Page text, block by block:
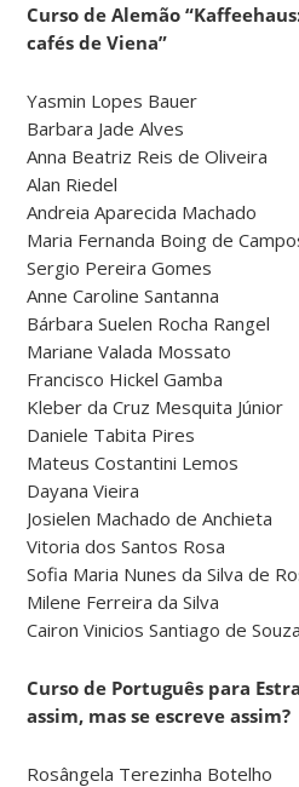
Curso de Alemão
cafés de Viena”
Yasmin Lopes Bauer
Barbara Jade Alves
Anna Beatriz Reis de Oliveira
Alan Riedel
Andreia Aparecida Machado
Maria Fernanda Boing de
Sergio Pereira Gomes
Anne Caroline Santanna
Bárbara Suelen Rocha Rangel
Mariane Valada Mossato
Francisco Hickel Gamba
Kleber da Cruz Mesquita Júnior
Daniele Tabita Pires
Mateus Costantini Lemos
Dayana Vieira
Josielen Machado de Anchieta
Vitoria dos Santos Rosa
Sofia Maria Nunes da Silva de
Milene Ferreira da Silva
Cairon Vinicios Santiago de Souza
Curso de Português para
assim, mas se escreve assim?
Rosângela Terezinha Botelho